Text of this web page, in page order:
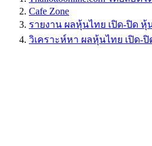
Cafe Zone
รายงาน ผลหุ้นไทย เปิด-ปิด หุ้
วิเคราะห์หา ผลหุ้นไทย เปิด-